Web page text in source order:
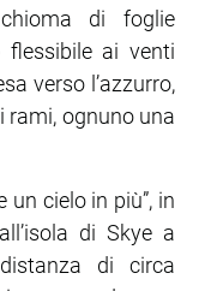
di foglie
ai venti
verso l’azzurro,
rami, ognuno una
un cielo in più”, in
di Skye a
di circa